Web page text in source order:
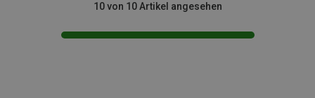
10 von 10 Artikel angesehen